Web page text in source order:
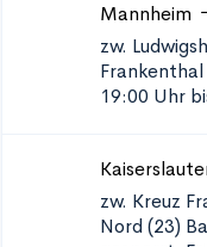
Mannheim
zw.
Frankenthal
19:00 Uhr
zw. Kreuz
Nord (23)